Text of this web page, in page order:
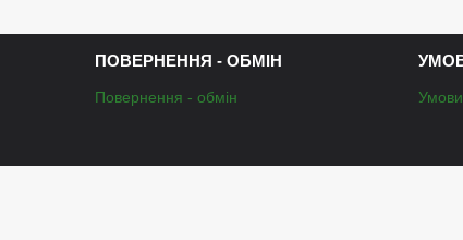
ПОВЕРНЕННЯ - ОБМІН
Повернення - обмін